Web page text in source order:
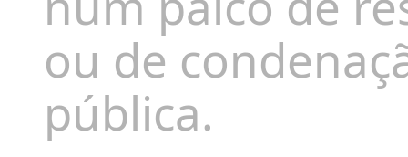
ou de
pública.